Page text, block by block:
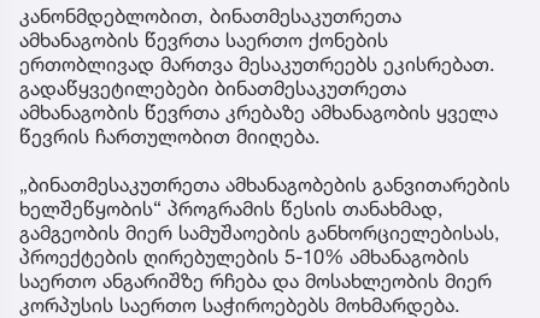
კანონმდებლობით, ბინათმესაკუთრეთა
ამხანაგობის წევრთა საერთო ქონების
ერთობლივად მართვა მესაკუთრეებს ეკისრებათ.
გადაწყვეტილებები ბინათმესაკუთრეთა
ამხანაგობის წევრთა კრებაზე ამხანაგობის ყველა
წევრის ჩართულობით მიიღება.
„ბინათმესაკუთრეთა ამხანაგობების განვითარების
ხელშეწყობის“ პროგრამის წესის თანახმად,
გამგეობის მიერ სამუშაოების განხორციელებისას,
პროექტების ღირებულების 5-10% ამხანაგობის
საერთო ანგარიშზე რჩება და მოსახლეობის მიერ
კორპუსის საერთო საჭიროებებს მოხმარდება.